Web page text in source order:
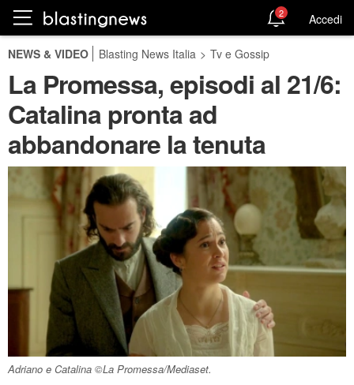
2 Accedi
NEWS & VIDEO Blasting News Italia > Tv e Gossip
La Promessa, episodi al 21/6:
Catalina pronta ad
abbandonare la tenuta
Adriano e Catalina ©La Promessa/Mediaset.